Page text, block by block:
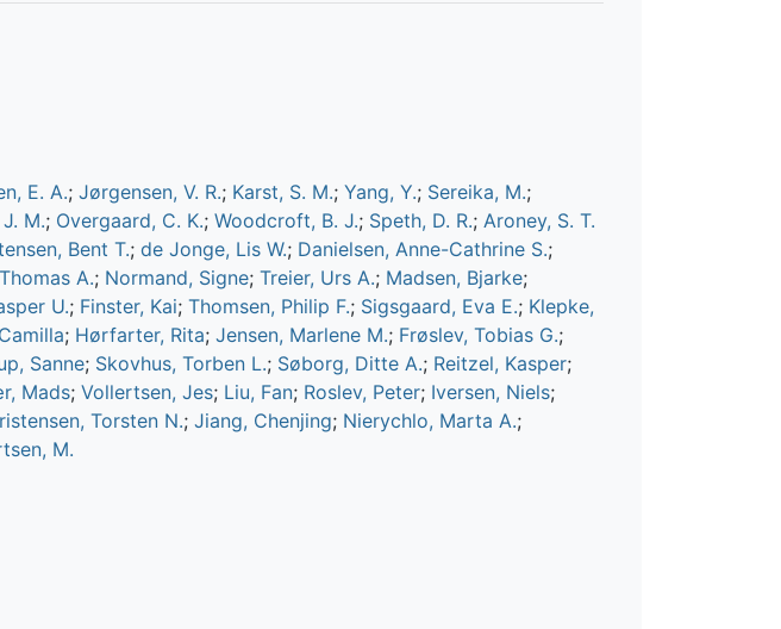
E. A.; Jørgensen, V. R.; Karst, S. M.; Yang, Y.; Sereika, M.;
M.; Overgaard, C. K.; Woodcroft, B. J.; Speth, D. R.; Aroney, S. T.
Bent T.; de Jonge, Lis W.; Danielsen, Anne-Cathrine S.;
A.; Normand, Signe; Treier, Urs A.; Madsen, Bjarke;
U.; Finster, Kai; Thomsen, Philip F.; Sigsgaard, Eva E.; Klepke,
; Hørfarter, Rita; Jensen, Marlene M.; Frøslev, Tobias G.;
Sanne; Skovhus, Torben L.; Søborg, Ditte A.; Reitzel, Kasper;
Mads; Vollertsen, Jes; Liu, Fan; Roslev, Peter; Iversen, Niels;
Torsten N.; Jiang, Chenjing; Nierychlo, Marta A.;
M.